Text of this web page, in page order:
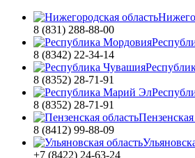
8 (831) 288-88-00
8 (8342) 22-34-14
8 (8352) 28-71-91
8 (8352) 28-71-91
Пензенская
8 (8412) 99-88-09
+7 (8422) 24-63-24